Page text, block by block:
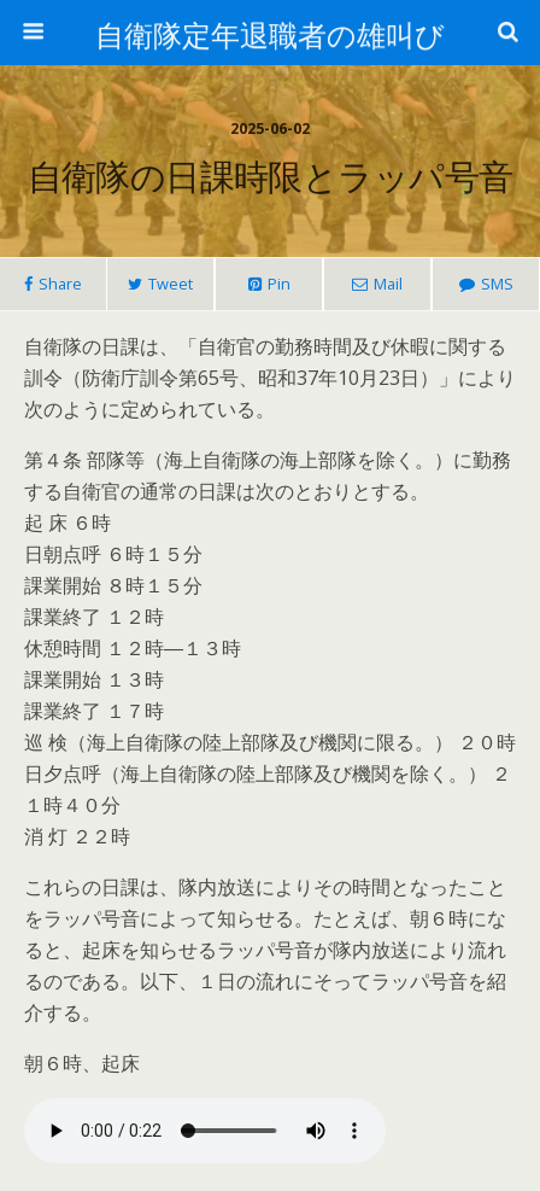
自衛隊定年退職者の雄叫び
2025-06-02
自衛隊の日課時限とラッパ号音
Share Tweet Pin Mail SMS
自衛隊の日課は、「自衛官の勤務時間及び休暇に関する
訓令（防衛庁訓令第65号、昭和37年10月23日）」により
次のように定められている。
第４条 部隊等（海上自衛隊の海上部隊を除く。）に勤務
する自衛官の通常の日課は次のとおりとする。
起 床 ６時
日朝点呼 ６時１５分
課業開始 ８時１５分
課業終了 １２時
休憩時間 １２時―１３時
課業開始 １３時
課業終了 １７時
巡 検（海上自衛隊の陸上部隊及び機関に限る。） ２０時
日夕点呼（海上自衛隊の陸上部隊及び機関を除く。） ２
１時４０分
消 灯 ２２時
これらの日課は、隊内放送によりその時間となったこと
をラッパ号音によって知らせる。たとえば、朝６時にな
ると、起床を知らせるラッパ号音が隊内放送により流れ
るのである。以下、１日の流れにそってラッパ号音を紹
介する。
朝６時、起床